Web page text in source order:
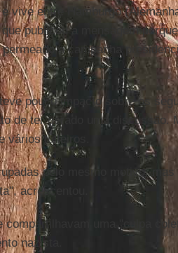
vive entre Hamburgo
publicou a mensagem
a campanha
pouco impacto sobre os
de ter gerado uma discussão.
vários tuiteiros.
pelo mesmo motivo, mas
acrescentou.
uma "culpa
nazista.